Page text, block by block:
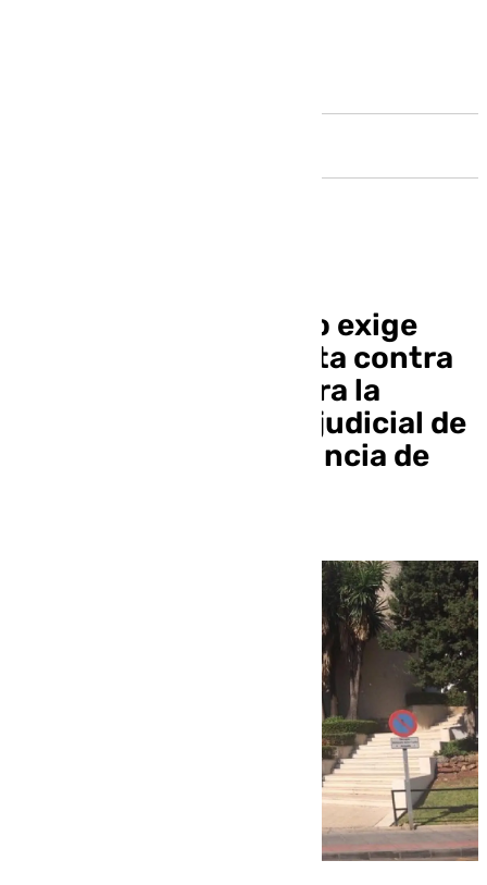
Inspección de Trabajo exige
actuaciones a la Junta contra
los graves riesgos para la
seguridad en la sede judicial de
Marbella, tras la denuncia de